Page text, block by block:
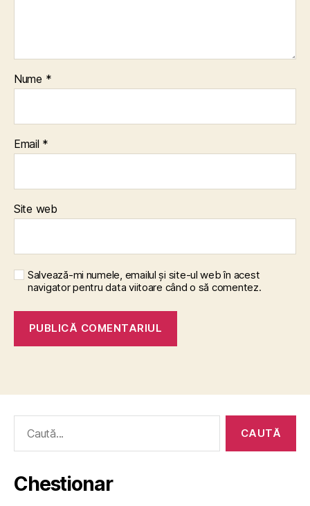
Nume *
Email *
Site web
Salvează-mi numele, emailul și site-ul web în acest
navigator pentru data viitoare când o să comentez.
după:
Chestionar